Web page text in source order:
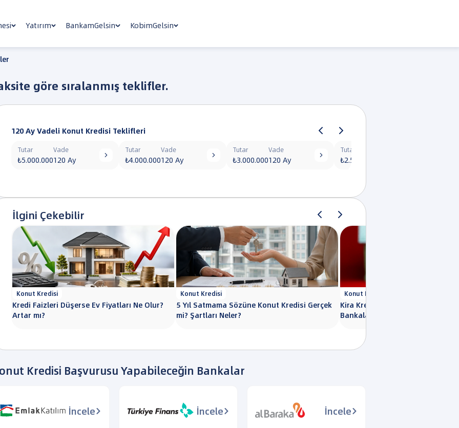
Yatırım BankamGelsin KobimGelsin
göre sıralanmış teklifler.
120 Ay Vadeli Konut Kredisi Teklifleri
Tutar
₺5.000.000
Vade
120 Ay 
Tutar
₺4.000.000
Vade
120 Ay 
Tutar
₺3.000.000
Vade
120 Ay 
Tutar
₺2.500.000
İlgini Çekebilir
Konut Kredisi
Kredi Faizleri Düşerse Ev Fiyatları Ne Olur?
Artar mı?
Konut Kredisi
5 Yıl Satmama Sözüne Konut Kredisi Gerçek
mi? Şartları Neler?
Konut Kredisi
Kira Kredisi Nedir? Kira Kredisi
Bankalar 2026
Kredisi Başvurusu Yapabileceğin Bankalar
İncele İncele İncele